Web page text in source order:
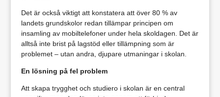
Det är också viktigt att konstatera att över 80 % av
landets grundskolor redan tillämpar principen om
insamling av mobiltelefoner under hela skoldagen. Det är
alltså inte brist på lagstöd eller tillämpning som är
problemet – utan andra, djupare utmaningar i skolan.
En lösning på fel problem
Att skapa trygghet och studiero i skolan är en central